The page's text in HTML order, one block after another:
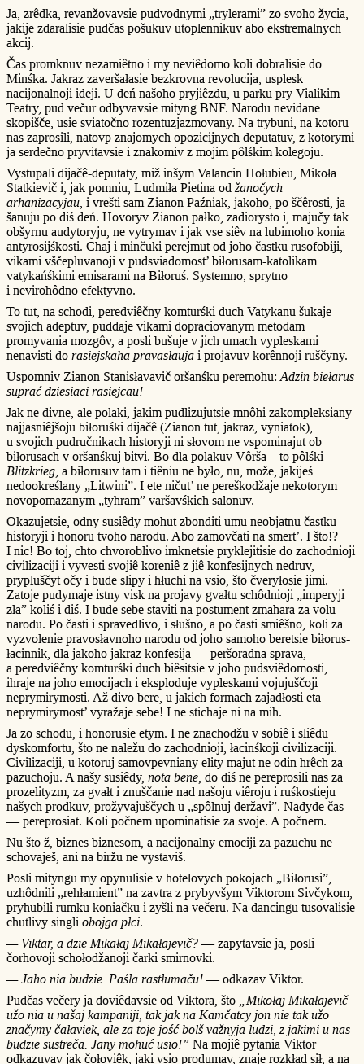
Ja, zrêdka, revanžovavsie pudvodnymi „trylerami” zo svoho žycia,
jakije zdaralisie pudčas pošukuv utoplennikuv abo ekstremalnych
akcij.
Čas promknuv nezamiêtno i my neviêdomo koli dobralisie do
Minśka. Jakraz zaveršałasie bezkrovna revolucija, usplesk
nacijonalnoji ideji. U deń našoho pryjiêzdu, u parku pry Vialikim
Teatry, pud večur odbyvavsie mityng BNF. Narodu nevidane
skopišče, usie sviatočno rozentuzjazmovany. Na trybuni, na kotoru
nas zaprosili, natovp znajomych opozicijnych deputatuv, z kotorymi
ja serdečno pryvitavsie i znakomiv z mojim pôlśkim kolegoju.
Vystupali dijačê-deputaty, miž inšym Valancin Hołubieu, Mikoła
Statkievič i, jak pomniu, Ludmiła Pietina od žanočych
arhanizacyjau , i vrešti sam Zianon Paźniak, jakoho, po ščêrosti, ja
šanuju po diś deń. Hovoryv Zianon pałko, zadiorysto i, majučy tak
obšyrnu audytoryju, ne vytrymav i jak vse siêv na lubimoho konia
antyrosijśkosti. Chaj i minčuki perejmut od joho častku rusofobiji,
vikami vščepluvanoji v pudsviadomost’ biłorusam-katolikam
vatykańśkimi emisarami na Biłoruś. Systemno, sprytno
i nevirohôdno efektyvno.
To tut, na schodi, peredviêčny komturśki duch Vatykanu šukaje
svojich adeptuv, puddaje vikami dopraciovanym metodam
promyvania mozgôv, a posli bušuje v jich umach vypleskami
nenavisti do rasiejskaha pravasłauja i projavuv korênnoji ruščyny.
Uspomniv Zianon Stanisłavavič oršanśku peremohu: Adzin biełarus
suprać dziesiaci rasiejcau!
Jak ne divne, ale polaki, jakim pudlizujutsie mnôhi zakompleksiany
najjasniêjšoju biłoruśki dijačê (Zianon tut, jakraz, vyniatok),
u svojich pudručnikach historyji ni słovom ne vspominajut ob
biłorusach v oršanśkuj bitvi. Bo dla polakuv Vôrša – to pôlśki
Blitzkrieg , a biłorusuv tam i tiêniu ne było, nu, može, jakijeś
nedookreślany „Litwini”. I ete ničut’ ne pereškodžaje nekotorym
novopomazanym „tyhram” varšavśkich salonuv.
Okazujetsie, odny susiêdy mohut zbonditi umu neobjatnu častku
historyji i honoru tvoho narodu. Abo zamovčati na smert’. I što!?
I nic! Bo toj, chto chvoroblivo imknetsie pryklejitisie do zachodnioji
civilizaciji i vyvesti svojiê koreniê z jiê konfesijnych nedruv,
prypluščyt očy i bude slipy i hłuchi na vsio, što čveryłosie jimi.
Zatoje pudymaje istny visk na projavy gvałtu schôdnioji „imperyji
zła” koliś i diś. I bude sebe staviti na postument zmahara za volu
narodu. Po časti i spravedlivo, i słušno, a po časti smiêšno, koli za
vyzvolenie pravosłavnoho narodu od joho samoho beretsie biłorus-
łacinnik, dla jakoho jakraz konfesija — peršoradna sprava,
a peredviêčny komturśki duch biêsitsie v joho pudsviêdomosti,
ihraje na joho emocijach i eksploduje vypleskami vojujuščoji
neprymirymosti. Až divo bere, u jakich formach zajadłosti eta
neprymirymost’ vyražaje sebe! I ne stichaje ni na mih.
Ja zo schodu, i honorusie etym. I ne znachodžu v sobiê i sliêdu
dyskomfortu, što ne naležu do zachodnioji, łacinśkoji civilizaciji.
Civilizaciji, u kotoruj samovpevniany elity majut ne odin hrêch za
pazuchoju. A našy susiêdy, nota bene , do diś ne pereprosili nas za
prozelityzm, za gvałt i znuščanie nad našoju viêroju i ruśkostieju
našych prodkuv, prožyvajuščych u „spôlnuj deržavi”. Nadyde čas
— pereprosiat. Koli počnem upominatisie za svoje. A počnem.
Nu što ž, biznes biznesom, a nacijonalny emociji za pazuchu ne
schovaješ, ani na biržu ne vystaviš.
Posli mityngu my opynulisie v hotelovych pokojach „Biłorusi”,
uzhôdnili „rehłamient” na zavtra z prybyvšym Viktorom Sivčykom,
pryhubili rumku koniačku i zyšli na večeru. Na dancingu tusovalisie
chutlivy singli obojga płci.
— Viktar, a dzie Mikałaj Mikałajevič?— zapytavsie ja, posli
čorhovoji schołodžanoji čarki smirnovki.
— Jaho nia budzie. Paśla rastłumaču!— odkazav Viktor.
Pudčas večery ja doviêdavsie od Viktora, što
„Mikołaj Mikałajevič
užo nia u našaj kampaniji, tak jak na Kamčatcy jon nie tak užo
značymy čałaviek, ale za toje jość bolš važnyja ludzi, z jakimi u nas
budzie sustreča. Jany mohuć usio!” Na mojiê pytania Viktor
odkazuvav jak čołoviêk, jaki vsio produmav, znaje rozkład sił, a na